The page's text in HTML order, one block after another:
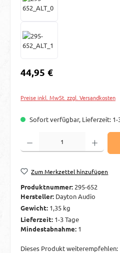
Regulärer Preis:
44,95 €
Preise inkl. MwSt. zzgl. Versandkosten
Sofort verfügbar, Lieferzeit: 1-
Produkt Anzahl: Gib den gewünschten
Zum Merkzettel hinzufügen
Produktnummer: 295-652
Hersteller: Dayton Audio
Gewicht: 1,35 kg
Lieferzeit: 1-3 Tage
Mindestabnahme: 1
Dieses Produkt weiterempfehlen: